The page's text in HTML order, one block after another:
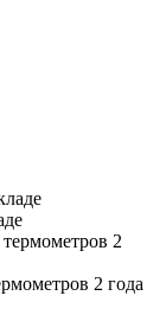
2 года